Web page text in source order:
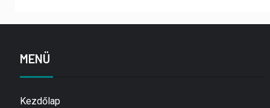
MENÜ
Kezdőlap